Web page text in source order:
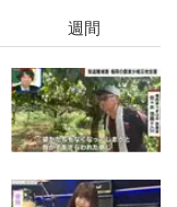
週間